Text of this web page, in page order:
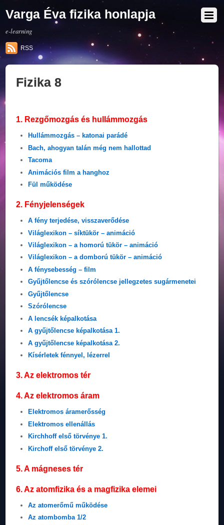
Varga Éva fizika honlapja
e-learning
RSS
Fizika 8
1. Rezgőmozgás és hullámmozgás
Hullámmozgás – katonai parádé
Bach, ahogyan talán még nem hallottad
Tacoma
Animációs film a hanghoz
Fül működése
2. Fényjelenségek
A fény terjedése, visszaverődése
Világlexikon – síktükör – animáció
Világlexikon – a homorú tükör – animáció
Világlexikon – a domború tükör – animáció
A fénysebesség – film
Gyűjtőlencse és szórólencse jellegzetes sugármenetei
Gyűjtőlencse
Szórólencse
A lencsék képalkotása
A gyűjtőlencse képalkotása 1.
A gyűjtőlencse képalkotása 2.
Kísérletek fénnyel, lézerrel
3. Az elektromos tér
4. Az elektromos áram
Elektromos áramerősség
Elektromos ellenállás
Kirchhoff első törvénye 1.
Kirchoff első törvénye 2.
5. A mágneses tér
6. Az atomfizika és a magfizika elemei
Az atomerőmű működése
Az atombomba 1/2